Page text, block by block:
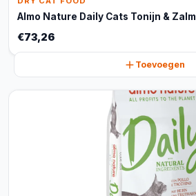
Almo Nature Daily Cats Tonijn & Zalm
€73,26
Toevoegen